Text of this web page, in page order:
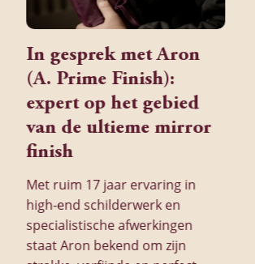
In gesprek met Aron
(A. Prime Finish):
expert op het gebied
van de ultieme mirror
finish
Met ruim 17 jaar ervaring in
high-end schilderwerk en
specialistische afwerkingen
staat Aron bekend om zijn